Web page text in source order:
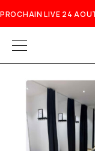
PROCHAIN LIVE 24